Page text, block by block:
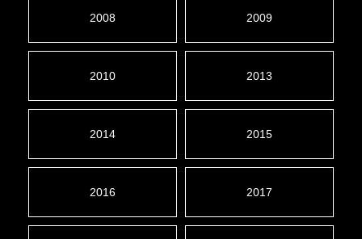
2008 2009
2010 2013
2014 2015
2016 2017